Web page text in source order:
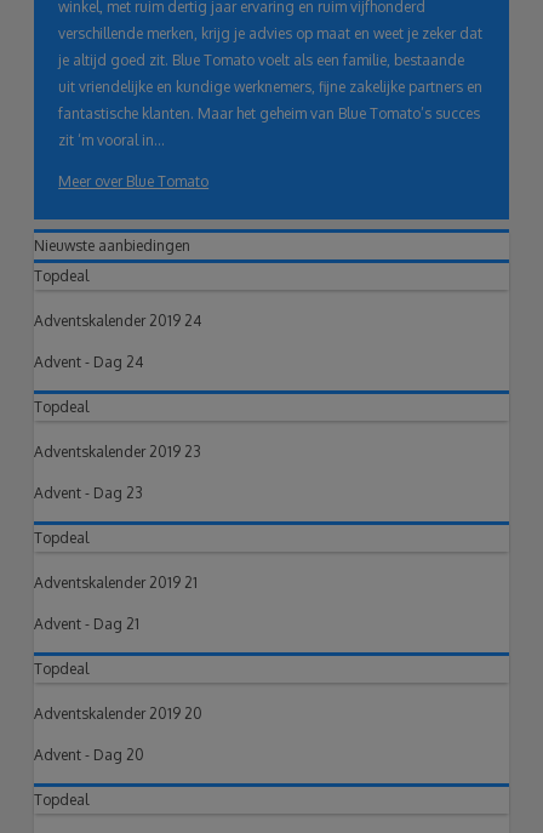
winkel, met ruim dertig jaar ervaring en ruim vijfhonderd
verschillende merken, krijg je advies op maat en weet je zeker dat
je altijd goed zit. Blue Tomato voelt als een familie, bestaande
uit vriendelijke en kundige werknemers, fijne zakelijke partners en
fantastische klanten. Maar het geheim van Blue Tomato’s succes
zit ‘m vooral in...
Meer over Blue Tomato
Nieuwste aanbiedingen
Topdeal
Adventskalender 2019 24
Advent - Dag 24
Topdeal
Adventskalender 2019 23
Advent - Dag 23
Topdeal
Adventskalender 2019 21
Advent - Dag 21
Topdeal
Adventskalender 2019 20
Advent - Dag 20
Topdeal